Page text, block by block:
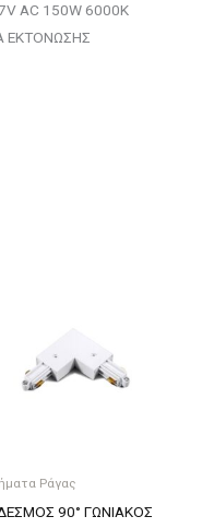
AC 150W 6000K
ΕΚΤΟΝΩΣΗΣ
Ράγας
90° ΓΩΝΙΑΚΟΣ